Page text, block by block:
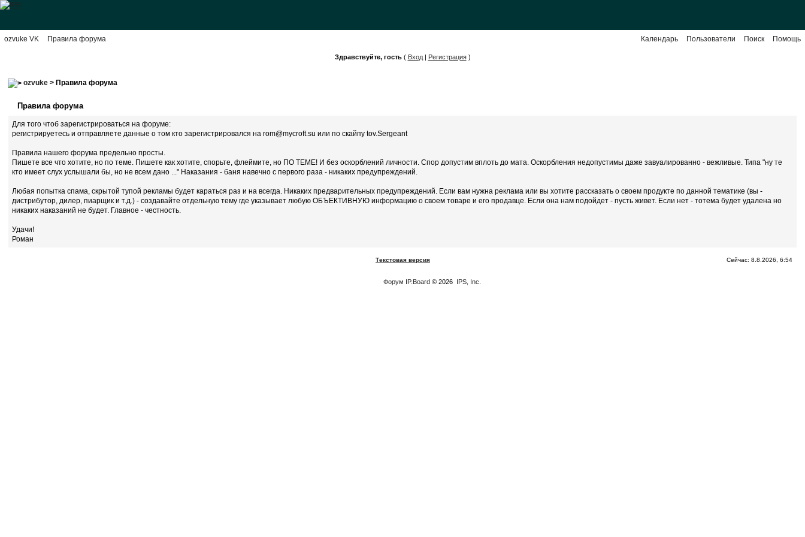
ozvuke VK Правила форума Помощь
Поиск
Пользователи
Календарь
Здравствуйте, гость( Вход| Регистрация)
ozvuke > Правила форума
Правила форума
Для того чтоб зарегистрироваться на форуме:
регистрируетесь и отправляете данные о том кто зарегистрировался на rom@mycroft.su или по скайпу tov.Sergeant
Правила нашего форума предельно просты.
Пишете все что хотите, но по теме. Пишете как хотите, спорьте, флеймите, но ПО ТЕМЕ! И без оскорблений личности. Спор допустим вплоть до мата. Оскорбления недопустимы даже завуалированно - вежливые. Типа "ну те
кто имеет слух услышали бы, но не всем дано ..." Наказания - баня навечно с первого раза - никаких предупреждений.
Любая попытка спама, скрытой тупой рекламы будет караться раз и на всегда. Никаких предварительных предупреждений. Если вам нужна реклама или вы хотите рассказать о своем продукте по данной тематике (вы -
дистрибутор, дилер, пиарщик и т.д.) - создавайте отдельную тему где указывает любую ОБЪЕКТИВНУЮ информацию о своем товаре и его продавце. Если она нам подойдет - пусть живет. Если нет - тотема будет удалена но
никаких наказаний не будет. Главное - честность.
Удачи!
Роман
Текстовая версия Сейчас: 8.8.2026, 6:54
Форум IP.Board © 2026 IPS, Inc